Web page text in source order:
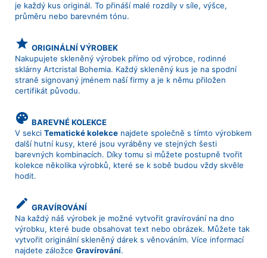
je každý kus originál. To přináší malé rozdíly v síle, výšce,
průměru nebo barevném tónu.
grade ORIGINÁLNÍ VÝROBEK
Nakupujete skleněný výrobek přímo od výrobce, rodinné
sklárny Artcristal Bohemia. Každý skleněný kus je na spodní
straně signovaný jménem naší firmy a je k němu přiložen
certifikát původu.
palette BAREVNÉ KOLEKCE
V sekci Tematické kolekce najdete společně s tímto výrobkem
další hutní kusy, které jsou vyráběny ve stejných šesti
barevných kombinacích. Díky tomu si můžete postupně tvořit
kolekce několika výrobků, které se k sobě budou vždy skvěle
hodit.
create GRAVÍROVÁNÍ
Na každý náš výrobek je možné vytvořit gravírování na dno
výrobku, které bude obsahovat text nebo obrázek. Můžete tak
vytvořit originální skleněný dárek s věnováním. Více informací
najdete záložce Gravírování.